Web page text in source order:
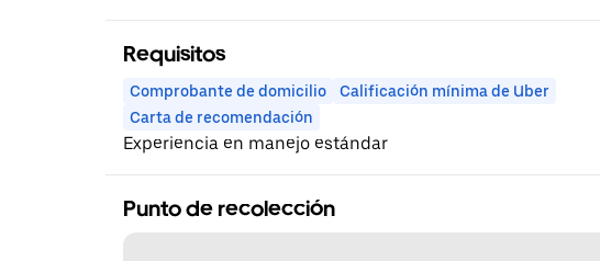
Requisitos
Comprobante de domicilio
Calificación mínima de Uber
Carta de recomendación
Experiencia en manejo estándar
Punto de recolección